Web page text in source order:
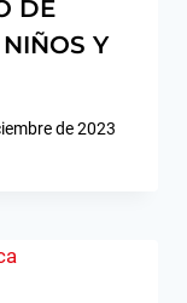
DE
Y
de 2023